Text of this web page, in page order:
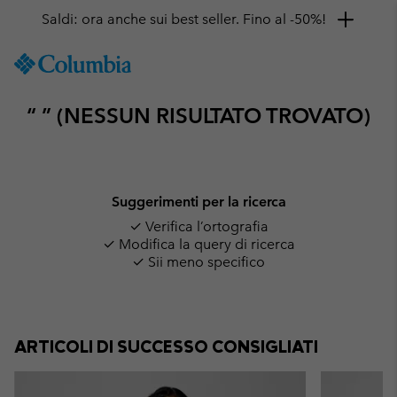
TO
SKIP
Saldi: ora anche sui best seller. Fino al -50%!
“ ” (NESSUN RISULTATO TROVATO)
Suggerimenti per la ricerca
✓ Verifica l’ortografia
✓ Modifica la query di ricerca
✓ Sii meno specifico
ARTICOLI DI SUCCESSO CONSIGLIATI